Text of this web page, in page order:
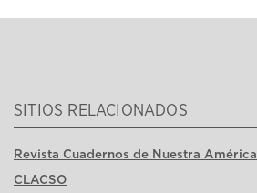
SITIOS RELACIONADOS
Revista Cuadernos de Nuestra América
CLACSO